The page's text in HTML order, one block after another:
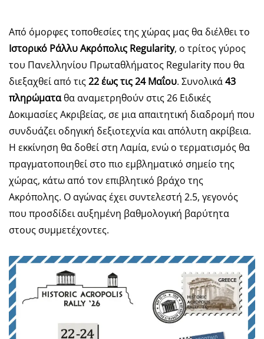
Από όμορφες τοποθεσίες της χώρας μας θα διέλθει το
Ιστορικό Ράλλυ Ακρόπολις Regularity, ο τρίτος γύρος
του Πανελληνίου Πρωταθλήματος Regularity που θα
διεξαχθεί από τις22 έως τις 24 Μαΐου. Συνολικά43
πληρώματαθα αναμετρηθούν στις 26 Ειδικές
Δοκιμασίες Ακριβείας, σε μια απαιτητική διαδρομή που
συνδυάζει οδηγική δεξιοτεχνία και απόλυτη ακρίβεια.
Η εκκίνηση θα δοθεί στη Λαμία, ενώ ο τερματισμός θα
πραγματοποιηθεί στο πιο εμβληματικό σημείο της
χώρας, κάτω από τον επιβλητικό βράχο της
Ακρόπολης. Ο αγώνας έχει συντελεστή 2.5, γεγονός
που προσδίδει αυξημένη βαθμολογική βαρύτητα
στους συμμετέχοντες.